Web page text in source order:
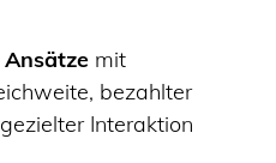
mit
bezahlter
Interaktion